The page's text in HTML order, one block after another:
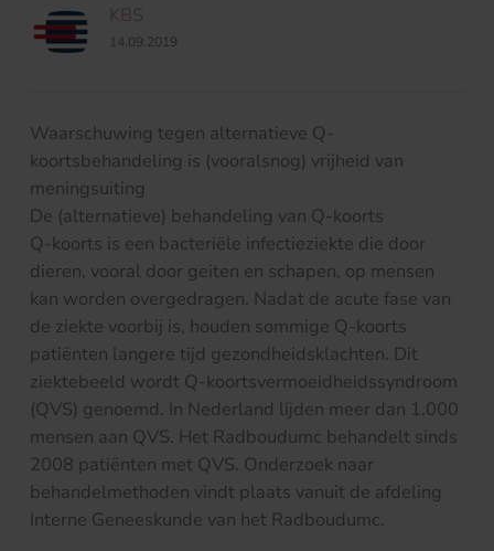
KBS
14.09.2019
Waarschuwing tegen alternatieve Q-
koortsbehandeling is (vooralsnog) vrijheid van
meningsuiting
De (alternatieve) behandeling van Q-koorts
Q-koorts is een bacteriële infectieziekte die door
dieren, vooral door geiten en schapen, op mensen
kan worden overgedragen. Nadat de acute fase van
de ziekte voorbij is, houden sommige Q-koorts
patiënten langere tijd gezondheidsklachten. Dit
ziektebeeld wordt Q-koortsvermoeidheidssyndroom
(QVS) genoemd. In Nederland lijden meer dan 1.000
mensen aan QVS. Het Radboudumc behandelt sinds
2008 patiënten met QVS. Onderzoek naar
behandelmethoden vindt plaats vanuit de afdeling
Interne Geneeskunde van het Radboudumc.